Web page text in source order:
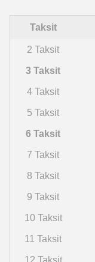
Taksit
2 Taksit
3 Taksit
4 Taksit
5 Taksit
6 Taksit
7 Taksit
8 Taksit
9 Taksit
10 Taksit
11 Taksit
12 Taksit